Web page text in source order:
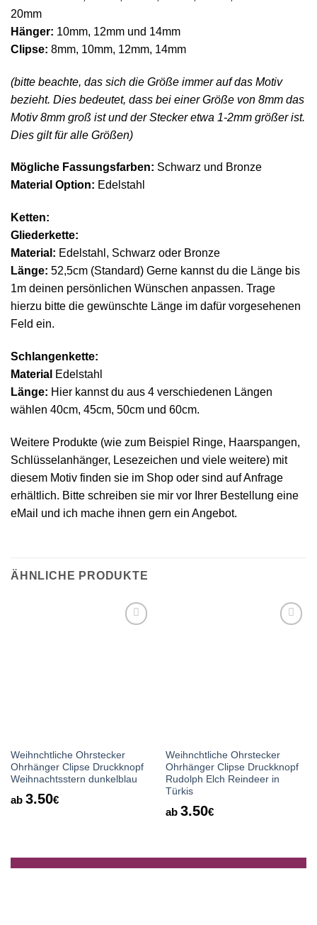
20mm
Hänger: 10mm, 12mm und 14mm
Clipse: 8mm, 10mm, 12mm, 14mm
(bitte beachte, das sich die Größe immer auf das Motiv
bezieht. Dies bedeutet, dass bei einer Größe von 8mm das
Motiv 8mm groß ist und der Stecker etwa 1-2mm größer ist.
Dies gilt für alle Größen)
Mögliche Fassungsfarben: Schwarz und Bronze
Material Option: Edelstahl
Ketten:
Gliederkette:
Material: Edelstahl, Schwarz oder Bronze
Länge: 52,5cm (Standard) Gerne kannst du die Länge bis
1m deinen persönlichen Wünschen anpassen. Trage
hierzu bitte die gewünschte Länge im dafür vorgesehenen
Feld ein.
Schlangenkette:
Material Edelstahl
Länge: Hier kannst du aus 4 verschiedenen Längen
wählen 40cm, 45cm, 50cm und 60cm.
Weitere Produkte (wie zum Beispiel Ringe, Haarspangen,
Schlüsselanhänger, Lesezeichen und viele weitere) mit
diesem Motiv finden sie im Shop oder sind auf Anfrage
erhältlich. Bitte schreiben sie mir vor Ihrer Bestellung eine
eMail und ich mache ihnen gern ein Angebot.
ÄHNLICHE PRODUKTE
Weihnchtliche Ohrstecker
Ohrhänger Clipse Druckknopf
Weihnachtsstern dunkelblau
ab 3.50€
Weihnchtliche Ohrstecker
Ohrhänger Clipse Druckknopf
Rudolph Elch Reindeer in
Türkis
ab 3.50€